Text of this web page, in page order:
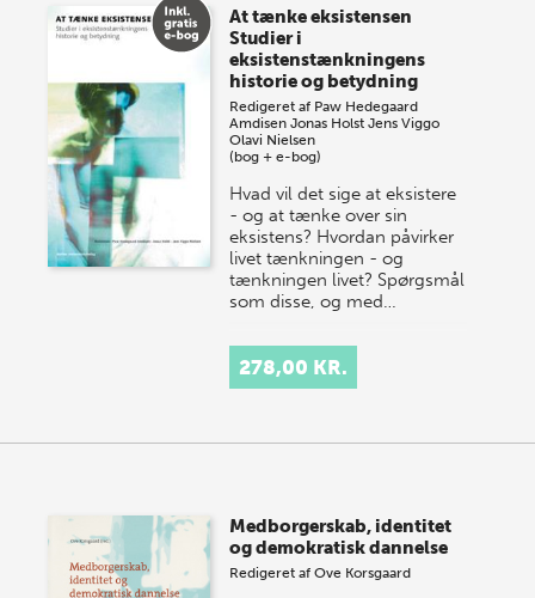
At tænke eksistensen
Studier i
eksistenstænkningens
historie og betydning
Redigeret af Paw Hedegaard
Amdisen Jonas Holst Jens Viggo
Olavi Nielsen
(bog + e-bog)
Hvad vil det sige at eksistere
- og at tænke over sin
eksistens? Hvordan påvirker
livet tænkningen - og
tænkningen livet? Spørgsmål
som disse, og med…
278,00 KR.
Medborgerskab, identitet
og demokratisk dannelse
Redigeret afOve Korsgaard